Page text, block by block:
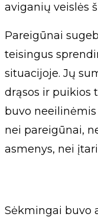
aviganių veislės
Pareigūnai
teisingus
situacijoje. Jų
drąsos ir puikios
buvo
nei pareigūnai,
asmenys, nei
Sėkmingai buvo